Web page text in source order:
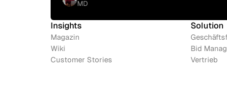
MD
Insights
Magazin
Wiki
Customer Stories
Solution
Bid
Vertrieb